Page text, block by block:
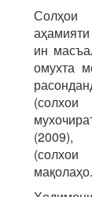
Солҳои
ин
омухта
(2009),
мақолаҳо.